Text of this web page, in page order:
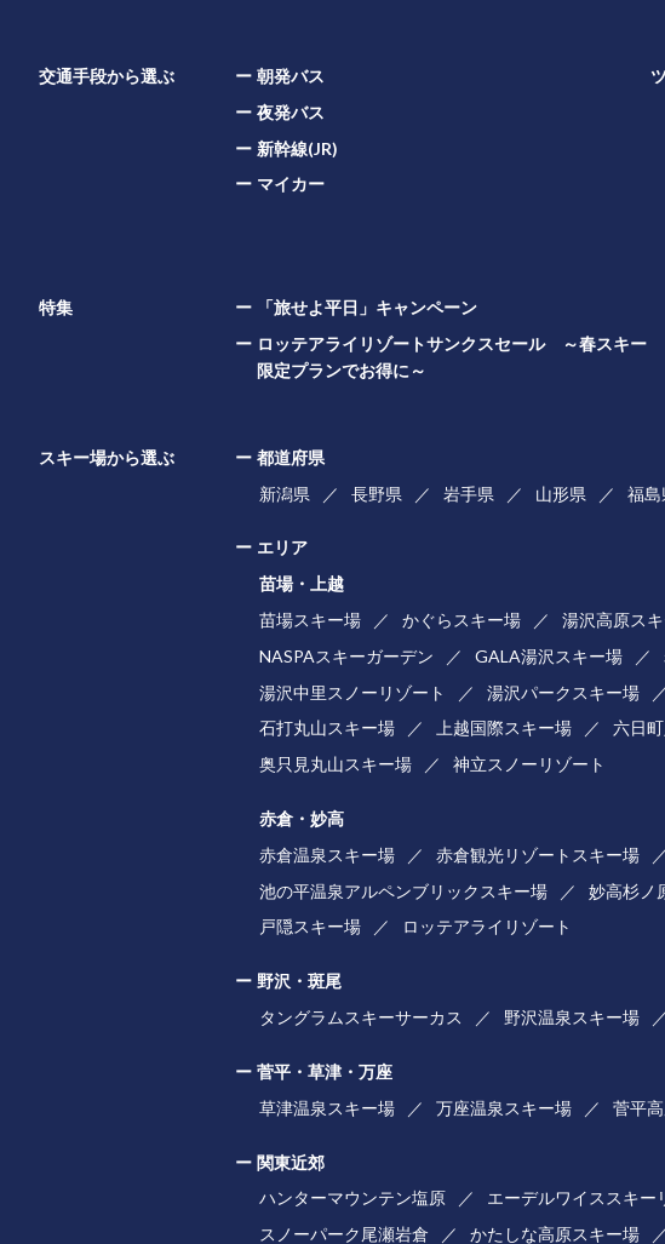
交通手段から選ぶ
朝発バス
夜発バス
新幹線(JR)
マイカー
特集
「旅せよ平日」キャンペーン
ロッテアライリゾートサンクスセール ～春スキー
限定プランでお得に～
スキー場から選ぶ
都道府県
新潟県
長野県 岩手県 山形県 福島
エリア
苗場・上越
苗場スキー場
かぐらスキー場
湯沢高原ス
NASPAスキーガーデン
GALA湯沢スキー場
湯沢中里スノーリゾート
湯沢パークスキー場
石打丸山スキー場
上越国際スキー場
六日
奥只見丸山スキー場
神立スノーリゾート
赤倉・妙高
赤倉温泉スキー場
赤倉観光リゾートスキー場
池の平温泉アルペンブリックスキー場
妙高杉ノ
戸隠スキー場
ロッテアライリゾート
野沢・斑尾
タングラムスキーサーカス
野沢温泉スキー場
菅平・草津・万座
草津温泉スキー場
万座温泉スキー場 菅平
関東近郊
ハンターマウンテン塩原
エーデルワイススキー
スノーパーク尾瀬岩倉
かたしな高原スキー場